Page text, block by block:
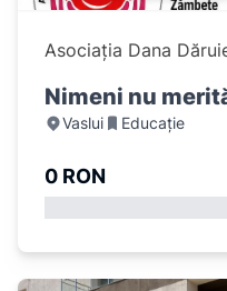
Asociația Dana
Nimeni nu
Vaslui Educație
0 RON